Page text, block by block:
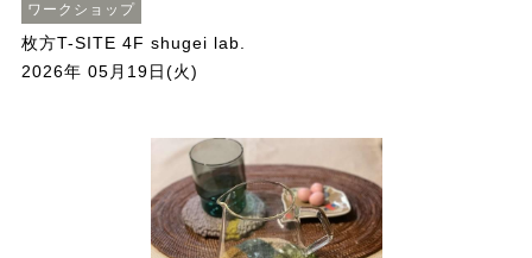
ワークショップ
枚方T-SITE 4F shugei lab.
2026年 05月19日(火)